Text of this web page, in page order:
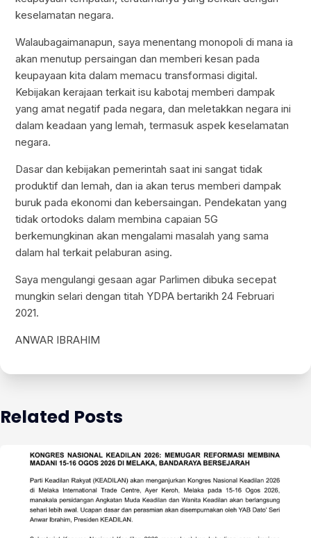
keselamatan negara.
Walaubagaimanapun, saya menentang monopoli di mana ia
akan menutup persaingan dan memberi kesan pada
keupayaan kita dalam memacu transformasi digital.
Kebijakan kerajaan terkait isu kabotaj memberi dampak
yang amat negatif pada negara, dan meletakkan negara ini
dalam keadaan yang lemah, termasuk aspek keselamatan
negara.
Dasar dan kebijakan pemerintah saat ini sangat tidak
produktif dan lemah, dan ia akan terus memberi dampak
buruk pada ekonomi dan kebersaingan. Pendekatan yang
tidak ortodoks dalam membina capaian 5G
berkemungkinan akan mengalami masalah yang sama
dalam hal terkait pelaburan asing.
Saya mengulangi gesaan agar Parlimen dibuka secepat
mungkin selari dengan titah YDPA bertarikh 24 Februari
2021.
ANWAR IBRAHIM
Related Posts